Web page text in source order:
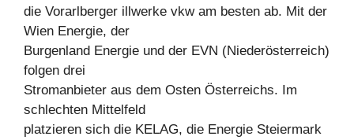
die Vorarlberger illwerke vkw am besten ab. Mit der
Wien Energie, der
Burgenland Energie und der EVN (Niederösterreich)
folgen drei
Stromanbieter aus dem Osten Österreichs. Im
schlechten Mittelfeld
platzieren sich die KELAG, die Energie Steiermark